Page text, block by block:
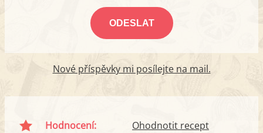
Nové příspěvky mi posílejte na mail.
Hodnocení: Ohodnotit recept